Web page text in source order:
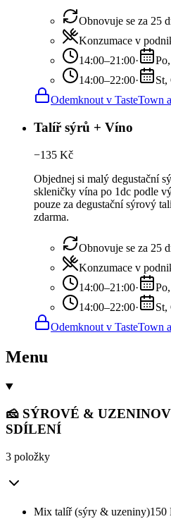
Obnovuje se za 25
Konzumace v
14:00–21:00·
14:00–22:00· St,
Odemknout v TasteTown
Talíř sýrů + Víno
−135 Kč
Objednej si malý degustační
skleničky vína po 1dc podle
pouze za degustační sýrový
zdarma.
Obnovuje se za 25
Konzumace v
14:00–21:00·
14:00–22:00· St,
Odemknout v TasteTown
Menu
🧀 SÝROVÉ &
SDÍLENÍ
3 položky
Mix talíř (sýry & uzeniny)150